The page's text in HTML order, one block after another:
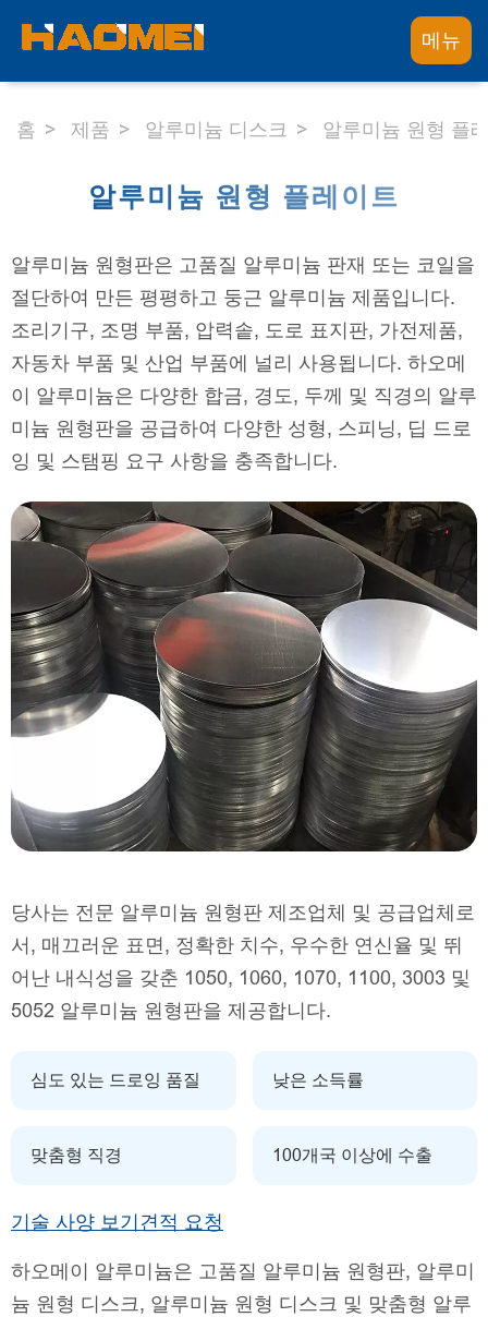
메뉴
홈 제품 알루미늄 디스크 알루미늄 원형 플
알루미늄 원형 플레이트
알루미늄 원형판은 고품질 알루미늄 판재 또는 코일을
절단하여 만든 평평하고 둥근 알루미늄 제품입니다.
조리기구, 조명 부품, 압력솥, 도로 표지판, 가전제품,
자동차 부품 및 산업 부품에 널리 사용됩니다. 하오메
이 알루미늄은 다양한 합금, 경도, 두께 및 직경의 알루
미늄 원형판을 공급하여 다양한 성형, 스피닝, 딥 드로
잉 및 스탬핑 요구 사항을 충족합니다.
당사는 전문 알루미늄 원형판 제조업체 및 공급업체로
서, 매끄러운 표면, 정확한 치수, 우수한 연신율 및 뛰
어난 내식성을 갖춘 1050, 1060, 1070, 1100, 3003 및
5052 알루미늄 원형판을 제공합니다.
심도 있는 드로잉 품질 낮은 소득률
맞춤형 직경 100개국 이상에 수출
기술 사양 보기 견적 요청
하오메이 알루미늄은 고품질 알루미늄 원형판, 알루미
늄 원형 디스크, 알루미늄 원형 디스크 및 맞춤형 알루